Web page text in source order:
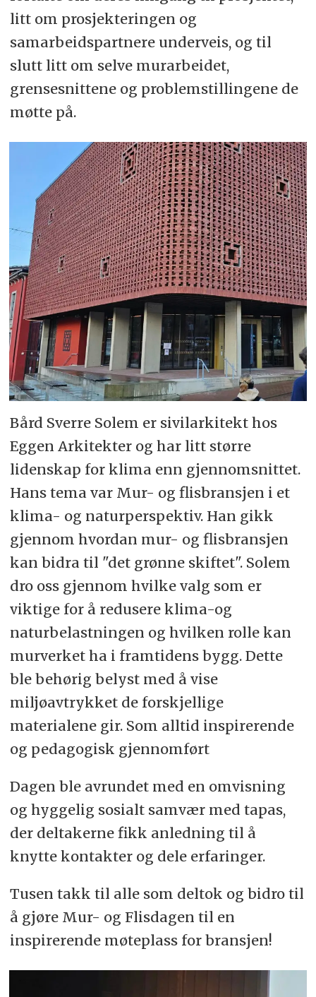
litt om prosjekteringen og
samarbeidspartnere underveis, og til
slutt litt om selve murarbeidet,
grensesnittene og problemstillingene de
møtte på.
Bård Sverre Solem er sivilarkitekt hos
Eggen Arkitekter og har litt større
lidenskap for klima enn gjennomsnittet.
Hans tema var Mur- og flisbransjen i et
klima- og naturperspektiv. Han gikk
gjennom hvordan mur- og flisbransjen
kan bidra til "det grønne skiftet". Solem
dro oss gjennom hvilke valg som er
viktige for å redusere klima-og
naturbelastningen og hvilken rolle kan
murverket ha i framtidens bygg. Dette
ble behørig belyst med å vise
miljøavtrykket de forskjellige
materialene gir. Som alltid inspirerende
og pedagogisk gjennomført
Dagen ble avrundet med en omvisning
og hyggelig sosialt samvær med tapas,
der deltakerne fikk anledning til å
knytte kontakter og dele erfaringer.
Tusen takk til alle som deltok og bidro til
å gjøre Mur- og Flisdagen til en
inspirerende møteplass for bransjen!